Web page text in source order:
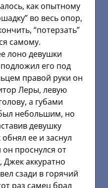
как опытному
во весь опор,
“потерзать”
самому.
лоно девушки
его под
правой руки он
Леры, левую
а губами
небольшим, но
девушку
ее и заснул
проснулся от
аккуратно
сзади в горячий
раз самец брал